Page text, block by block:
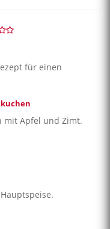
für einen
mit Apfel und Zimt.